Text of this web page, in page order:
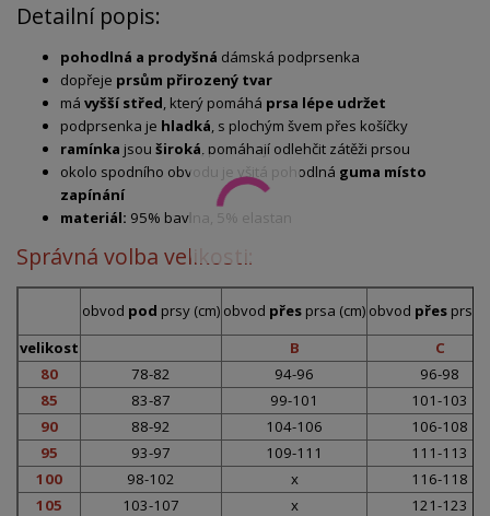
Detailní popis:
pohodlná a prodyšná dámská podprsenka
dopřeje prsům přirozený tvar
má vyšší střed, který pomáhá prsa lépe udržet
podprsenka je hladká, s plochým švem přes košíčky
ramínka jsou široká, pomáhají odlehčit zátěži prsou
okolo spodního obvodu je všitá pohodlná guma místo
zapínání
materiál: 95% bavlna, 5% elastan
Správná volba velikosti:
obvod pod prsy (cm) obvod přes prsa (cm) obvod přes prsa
velikost
B
C
80
78-82 94-96
96-98
85
83-87 99-101
101-103
90
88-92 104-106
106-108
95
93-97 109-111
111-113
100
98-102 x
116-118
105
103-107 x
121-123